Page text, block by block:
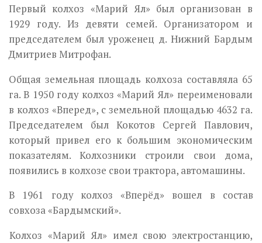
Первый колхоз «Марий Ял» был организован в
1929 году. Из девяти семей. Организатором и
председателем был уроженец д. Нижний Бар­дым
Дмитриев Митрофан.
Общая земельная площадь колхоза составляла 65
га. В 1950 году колхоз «Марий Ял» переименовали
в колхоз «Вперед», с земельной пло­щадью 4632 га.
Председателем был Кокотов Сергей Павлович,
который привел его к большим экономическим
показателям. Колхозники стро­или свои дома,
появились в колхозе свои трактора, автомашины.
В 1961 году колхоз «Вперёд» вошел в состав
совхоза «Бардымский».
Колхоз «Марий Ял» имел свою электростанцию,